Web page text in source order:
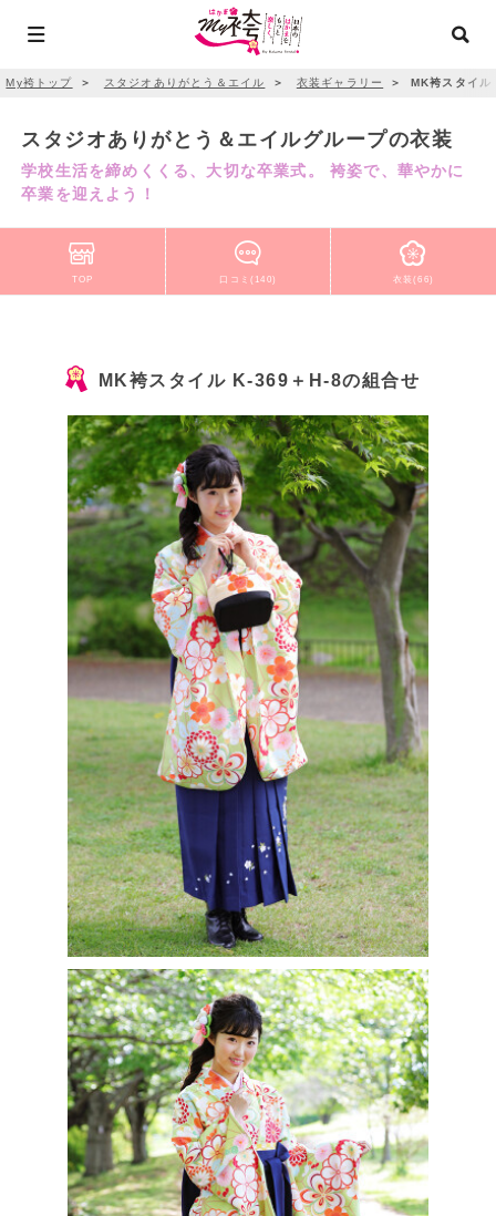
My袴トップ ＞ スタジオありがとう＆エイル ＞ 衣装ギャラリー ＞ MK袴スタイ
スタジオありがとう＆エイルグループの衣装
学校生活を締めくくる、大切な卒業式。 袴姿で、華やかに
卒業を迎えよう！
TOP 口コミ(140) 衣装(66)
MK袴スタイル K-369＋H-8の組合せ